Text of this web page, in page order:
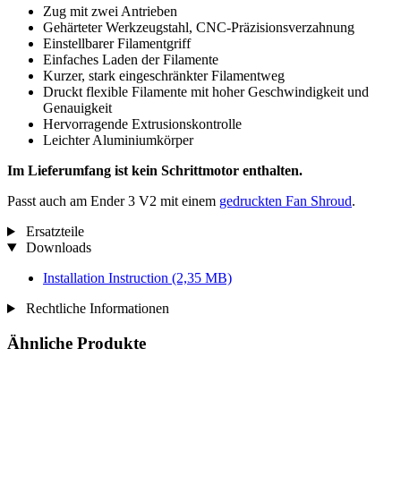
Zug mit zwei Antrieben
Gehärteter Werkzeugstahl, CNC-Präzisionsverzahnung
Einstellbarer Filamentgriff
Einfaches Laden der Filamente
Kurzer, stark eingeschränkter Filamentweg
Druckt flexible Filamente mit hoher Geschwindigkeit und
Genauigkeit
Hervorragende Extrusionskontrolle
Leichter Aluminiumkörper
Im Lieferumfang ist kein Schrittmotor enthalten.
Passt auch am Ender 3 V2 mit einem gedruckten Fan Shroud.
Ersatzteile
Downloads
Installation Instruction (2,35 MB)
Rechtliche Informationen
Ähnliche Produkte